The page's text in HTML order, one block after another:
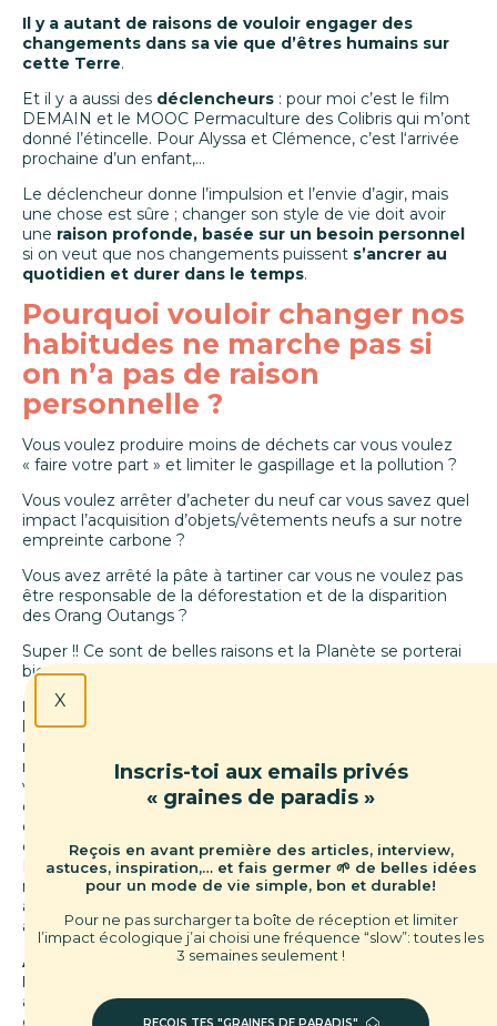
Il y a autant de raisons de vouloir engager des
changements dans sa vie que d’êtres humains sur
cette Terre.
Et il y a aussi des déclencheurs : pour moi c’est le film
DEMAIN et le MOOC Permaculture des Colibris qui m’ont
donné l’étincelle. Pour Alyssa et Clémence, c’est l‘arrivée
prochaine d’un enfant,…
Le déclencheur donne l’impulsion et l’envie d’agir, mais
une chose est sûre ; changer son style de vie doit avoir
une raison profonde, basée sur un besoin personnel
si on veut que nos changements puissent s’ancrer au
quotidien et durer dans le temps.
Pourquoi vouloir changer nos
habitudes ne marche pas si
on n’a pas de raison
personnelle ?
Vous voulez produire moins de déchets car vous voulez
« faire votre part » et limiter le gaspillage et la pollution ?
Vous voulez arrêter d’acheter du neuf car vous savez quel
impact l’acquisition d’objets/vêtements neufs a sur notre
empreinte carbone ?
Vous avez arrêté la pâte à tartiner car vous ne voulez pas
être responsable de la déforestation et de la disparition
des Orang Outangs ?
Super !! Ce sont de belles raisons et la Planète se porterai
bien mieux si nous faisions tous cela !
Les actions individuelles
la préservation de notre planète. Je suis convaincue de
notre pouvoir à faire changer le monde, à faire évoluer les
mentalités par nos choix de consommation, nos choix de
vie et notre pouvoir d’influence. Cependant, la politique
des petits pas n’aura un réel impact que si elle s’inscrit
dans un engagement collectif, soutenu par des actions
d’envergure menées par les politiques et les entreprises.
D’ailleurs, ce sont aussi des actions que nous pouvons
mener à titre individuel, mais de manière plus engagée
auprès de nos élus locaux ou en s’investissant dans des
associations.
Alors si votre seule motivation est de « Sauver la
Planète »
aux « petits gestes »risque très probablement de vous
décourager
car les résultats de vos efforts, les
X
Inscris-toi aux emails privés
« graines de paradis »
Reçois en avant première des articles, interview,
astuces, inspiration,… et fais germer 🌱 de belles idées
pour un mode de vie simple, bon et durable!
Pour ne pas surcharger ta boîte de réception et limiter
l’impact écologique j’ai choisi une fréquence “slow”: toutes les
3 semaines seulement !